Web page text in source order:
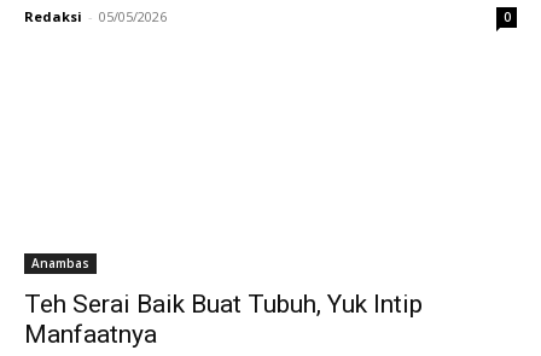
Redaksi - 05/05/2026 0
Anambas
Teh Serai Baik Buat Tubuh, Yuk Intip
Manfaatnya